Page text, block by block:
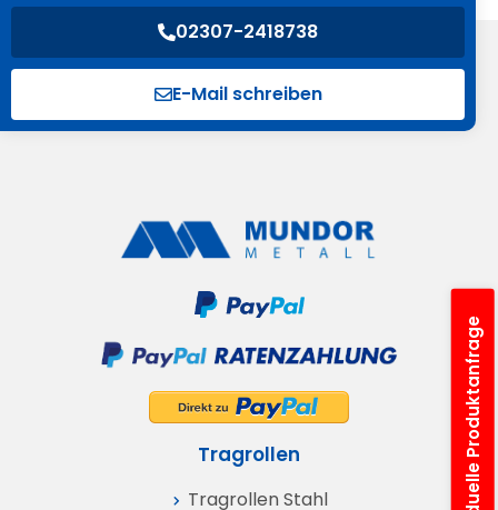
Individuelle Produktanfrage
02307-2418738
E-Mail schreiben
Tragrollen
Tragrollen Stahl